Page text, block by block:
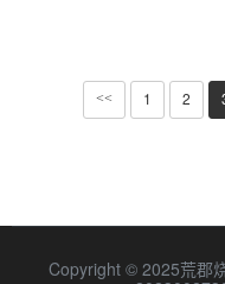
<< 1 2
Copyright © 2025荒郡